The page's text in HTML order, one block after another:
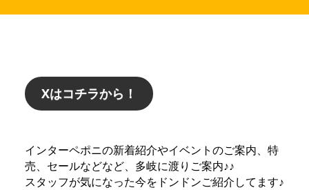
Xはコチラから！
インターペポニの新着紹介やイベントのご案内、特
売、セールなどなど、多岐に渡りご案内♪♪
スタッフが気になった今をドンドンご紹介してます♪